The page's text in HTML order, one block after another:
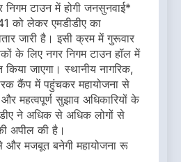
टाउन में होगी जनसुनवाई*
को लेकर एमडीडीए का
जारी है। इसी क्रम में गुरूवार
के लिए नगर निगम टाउन हॉल में
जाएगा। स्थानीय नागरिक,
कैंप में पहुंचकर महायोजना से
महत्वपूर्ण सुझाव अधिकारियों के
ने अधिक से अधिक लोगों से
अपील की है।
और मजबूत बनेगी महायोजना रू